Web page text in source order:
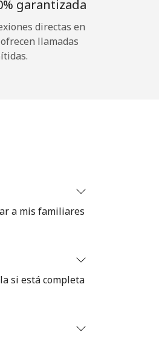
garantizada
directas en
llamadas
a mis familiares
si está completa